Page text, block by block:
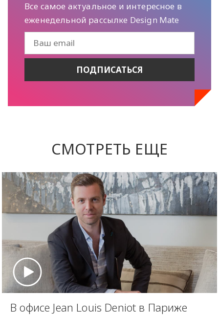
Все самое актуальное и интересное в
еженедельной рассылке Design Mate
СМОТРЕТЬ ЕЩЕ
В офисе Jean Louis Deniot в Париже